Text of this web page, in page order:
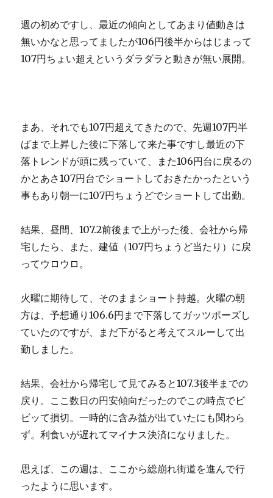
週の初めですし、最近の傾向としてあまり値動きは
無いかなと思ってましたが106円後半からはじまって
107円ちょい超えというダラダラと動きが無い展開。
まあ、それでも107円超えてきたので、先週107円半
ばまで上昇した後に下落して来た事ですし最近の下
落トレンドが頭に残っていて、また106円台に戻るの
かとあさ107円台でショートしておきたかったという
事もあり朝一に107円ちょうどでショートして出勤。
結果、昼間、107.2前後まで上がった後、会社から帰
宅したら、また、建値（107円ちょうど当たり）に戻
ってウロウロ。
火曜に期待して、そのままショート持越。火曜の朝
方は、予想通り106.6円まで下落してガッツポーズし
ていたのですが、まだ下がると考えてスルーして出
勤しました。
結果、会社から帰宅して見てみると107.3後半までの
戻り。ここ数日の円安傾向だったのでこの時点でビ
ビッて損切。一時的に含み益が出ていたにも関わら
ず。利食いが遅れてマイナス決済になりました。
思えば、この週は、ここから総崩れ街道を進んで行
ったように思います。